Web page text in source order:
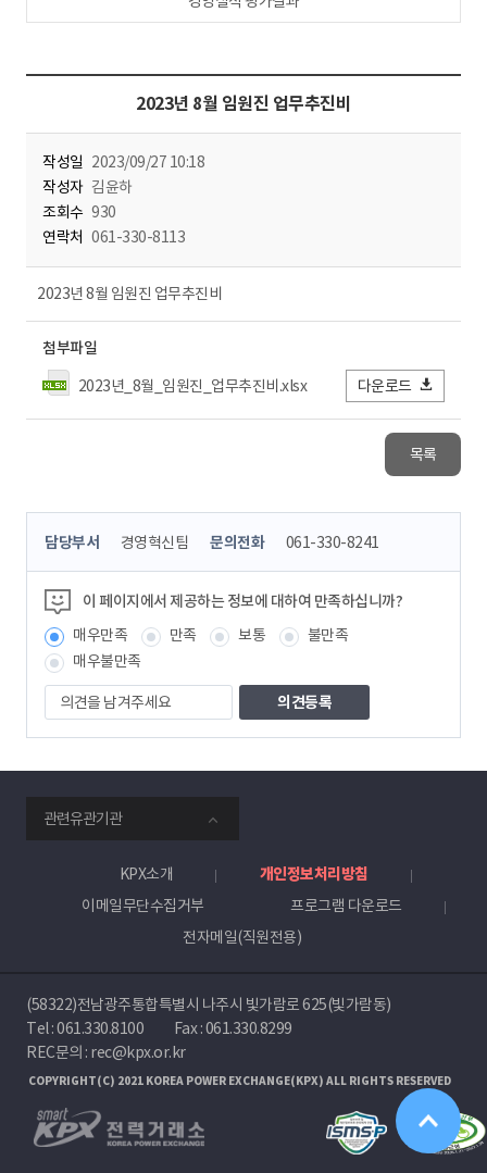
2023년 8월 임원진 업무추진비
작성일 2023/09/27 10:18
작성자 김윤하
조회수 930
연락처 061-330-8113
2023년 8월 임원진 업무추진비
첨부파일
2023년_8월_임원진_업무추진비.xlsx
다운로드
목록
콘
츠
정
보
책
임
자
담당부서 경영혁신팀 문의전화 061-330-8241
이 페이지에서 제공하는 정보에 대하여 만족하십니까?
매우만족
만족 보통
불만족
매우불만족
의
견
을
겨
주
세
요
관련유관기관
KPX소개
개인정보처리방침
이메일무단수집거부
프로그램 다운로드
전자메일(직원전용)
(58322)전남광주통합특별시 나주시 빛가람로 625(빛가람동)
Tel :061.330.8100
Fax : 061.330.8299
REC문의 : rec@kpx.or.kr
COPYRIGHT(C) 2021 KOREA POWER EXCHANGE(KPX) ALL RIGHTS RESERVED